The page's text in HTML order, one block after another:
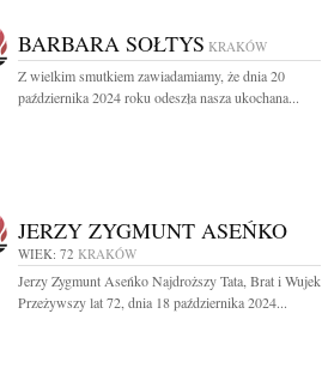
BARBARA SOŁTYS KRAKÓW
Z wielkim smutkiem zawiadamiamy, że dnia 20
października 2024 roku odeszła nasza ukochana...
JERZY ZYGMUNT ASEŃKO
WIEK: 72 KRAKÓW
Jerzy Zygmunt Aseńko Najdroższy Tata, Brat i Wujek
Przeżywszy lat 72, dnia 18 października 2024...